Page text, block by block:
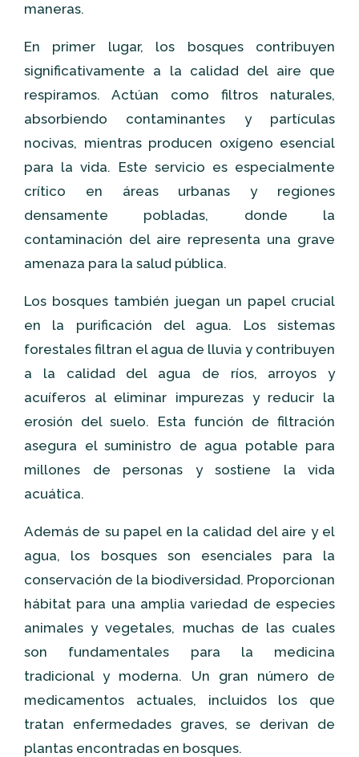
maneras.
En primer lugar, los bosques contribuyen
significativamente a la calidad del aire que
respiramos. Actúan como filtros naturales,
absorbiendo contaminantes y partículas
nocivas, mientras producen oxígeno esencial
para la vida. Este servicio es especialmente
crítico en áreas urbanas y regiones
densamente pobladas, donde la
contaminación del aire representa una grave
amenaza para la salud pública.
Los bosques también juegan un papel crucial
en la purificación del agua. Los sistemas
forestales filtran el agua de lluvia y contribuyen
a la calidad del agua de ríos, arroyos y
acuíferos al eliminar impurezas y reducir la
erosión del suelo. Esta función de filtración
asegura el suministro de agua potable para
millones de personas y sostiene la vida
acuática.
Además de su papel en la calidad del aire y el
agua, los bosques son esenciales para la
conservación de la biodiversidad. Proporcionan
hábitat para una amplia variedad de especies
animales y vegetales, muchas de las cuales
son fundamentales para la medicina
tradicional y moderna. Un gran número de
medicamentos actuales, incluidos los que
tratan enfermedades graves, se derivan de
plantas encontradas en bosques.